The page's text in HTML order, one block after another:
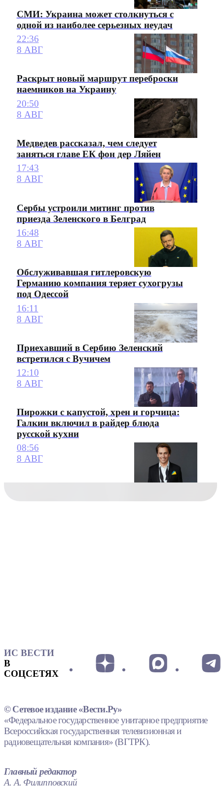
СМИ: Украина может столкнуться с
одной из наиболее серьезных неудач
22:36
8 АВГ
Раскрыт новый маршрут переброски
наемников на Украину
20:50
8 АВГ
Медведев рассказал, чем следует
заняться главе ЕК фон дер Ляйен
17:43
8 АВГ
Сербы устроили митинг против
приезда Зеленского в Белград
16:48
8 АВГ
Обслуживавшая гитлеровскую
Германию компания теряет сухогрузы
под Одессой
16:11
8 АВГ
Приехавший в Сербию Зеленский
встретился с Вучичем
12:10
8 АВГ
Пирожки с капустой, хрен и горчица:
Галкин включил в райдер блюда
русской кухни
08:56
8 АВГ
ИС ВЕСТИ
В
СОЦСЕТЯХ
© Сетевое издание «Вести.Ру»
«Федеральное государственное унитарное предприятие
Всероссийская государственная телевизионная и
радиовещательная компания» (ВГТРК).
Главный редактор
А. А. Филипповский